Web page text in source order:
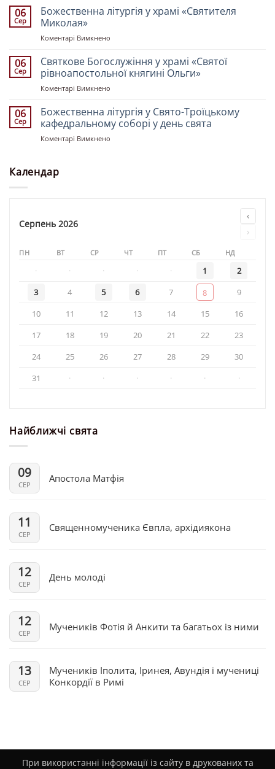
землі
Української»
у
церкві
і
Олени»
06
Сер
Божественна літургія у храмі «Святителя
Миколая»
Коментарі Вимкнено
літургія
храмі
06
Сер
Святкове Богослужіння у храмі «Святої
рівноапостольної княгині Ольги»
Коментарі Вимкнено
Богослужіння
храмі
06
Сер
Божественна літургія у Свято-Троїцькому
кафедральному соборі у день свята
Коментарі Вимкнено
Календар
Серпень 2026
‹
›
ПН ВТ СР ЧТ ПТ СБ НД
· · · · · 1
2
3
4 5 6 7 8
9
10
11 12 13 14 15
16
17
18 19 20 21 22
23
24
25 26 27 28 29
30
31
· · · · · ·
Найближчі свята
09
СЕР
Апостола Матфія
11
СЕР
Священномученика Євпла, архідиякона
12
СЕР
День молоді
12
СЕР
Мучеників Фотія й Анкити та багатьох із ними
13
СЕР
Мучеників Іполита, Іринея, Авундія і мучениці
Конкордії в Римі
При використанні інформації із сайту в друкованих та